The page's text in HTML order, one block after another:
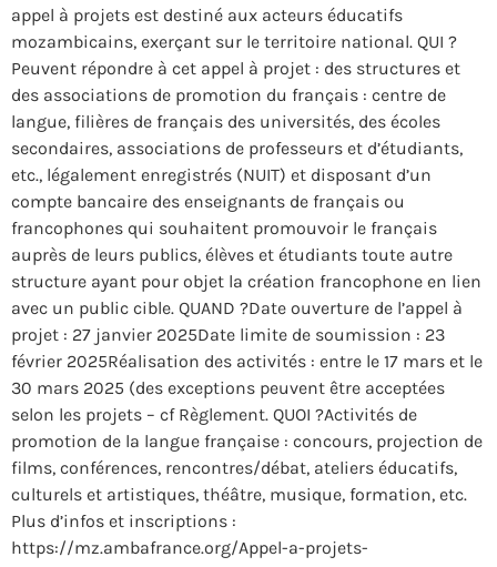
appel à projets est destiné aux acteurs éducatifs
mozambicains, exerçant sur le territoire national. QUI ?
Peuvent répondre à cet appel à projet : des structures et
des associations de promotion du français : centre de
langue, filières de français des universités, des écoles
secondaires, associations de professeurs et d’étudiants,
etc., légalement enregistrés (NUIT) et disposant d’un
compte bancaire des enseignants de français ou
francophones qui souhaitent promouvoir le français
auprès de leurs publics, élèves et étudiants toute autre
structure ayant pour objet la création francophone en lien
avec un public cible. QUAND ?Date ouverture de l’appel à
projet : 27 janvier 2025Date limite de soumission : 23
février 2025Réalisation des activités : entre le 17 mars et le
30 mars 2025 (des exceptions peuvent être acceptées
selon les projets – cf Règlement. QUOI ?Activités de
promotion de la langue française : concours, projection de
films, conférences, rencontres/débat, ateliers éducatifs,
culturels et artistiques, théâtre, musique, formation, etc.
Plus d’infos et inscriptions :
https://mz.ambafrance.org/Appel-a-projets-